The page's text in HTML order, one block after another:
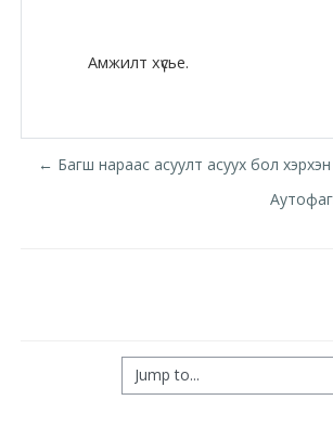
Амжилт хүсье.
← Багш нараас асуулт асуух бол
Jump to...